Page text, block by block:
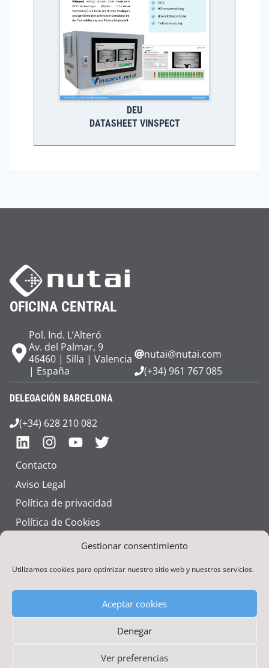
Gestionar consentimiento
Utilizamos cookies para optimizar nuestro sitio web y nuestros servicios.
Aceptar cookies
Denegar
Ver preferencias
DEU
DATASHEET VINSPECT
OFICINA CENTRAL
Pol. Ind. L’Alteró
Av. del Palmar, 9
46460 | Silla | Valencia
| España
nutai@nutai.com
(+34) 961 767 085
DELEGACIÓN BARCELONA
(+34) 628 210 082
Contacto
Aviso Legal
Política de privacidad
Política de Cookies
Financiado por la Unión Europea – NextGenerationEU
Nutai © 2026